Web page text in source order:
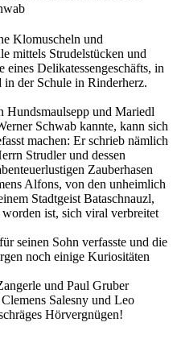
Klomuscheln und
mittels Strudelstücken und
eines Delikatessengeschäfts, in
der Schule in Rinderherz.
Hundsmaulsepp und Mariedl
Schwab kannte, kann sich
machen: Er schrieb nämlich
Strudler und dessen
Zauberhasen
Alfons, von den unheimlich
Stadtgeist Bataschnauzl,
ist, sich viral verbreitet
seinen Sohn verfasste und die
noch einige Kuriositäten
und Paul Gruber
Salesny und Leo
Hörvergnügen!